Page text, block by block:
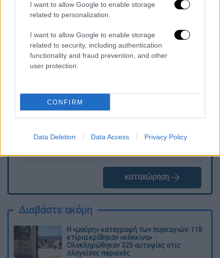
I want to allow Google to enable storage
related to personalization.
I want to allow Google to enable storage
related to security, including authentication
functionality and fraud prevention, and other
user protection.
CONFIRM
Data Deletion Data Access Privacy Policy
Ισραήλ είναι ακλόνητη και αμετακίνητη»,
επεσήμανε.
Τα σχολιά σας δημοσιεύονται άμεσα με δική σας ευθύνη. Το
ΕΘΝΟΣ θα παρεμβαίνει και τα προσβλητικά σχόλια θα
καταχώρηση
Διαβάστε ακόμη
Η «μαύρη» καταγραφή των πυρκαγιών: 118
κτίρια κρίθηκαν «κόκκινα» -
Ολοκληρώθηκαν 325 αυτοψίες στις
πληγείσες περιοχές